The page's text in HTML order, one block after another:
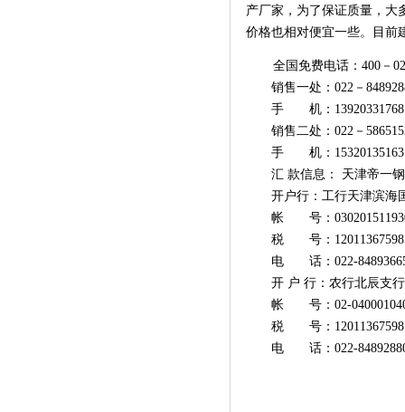
产厂家，为了保证质量，大
价格也相对便宜一些。目前
全国免费电话：400－
销售一处：022－
手 机：
销售二处：022－
手 机：15320135163
汇 款信息： 天津帝一钢
开户行：工行天津滨海
帐 号：
税 号：
电 话：022-
开 户 行：农行北辰支行
帐 号：02-
税 号：
电 话：022-